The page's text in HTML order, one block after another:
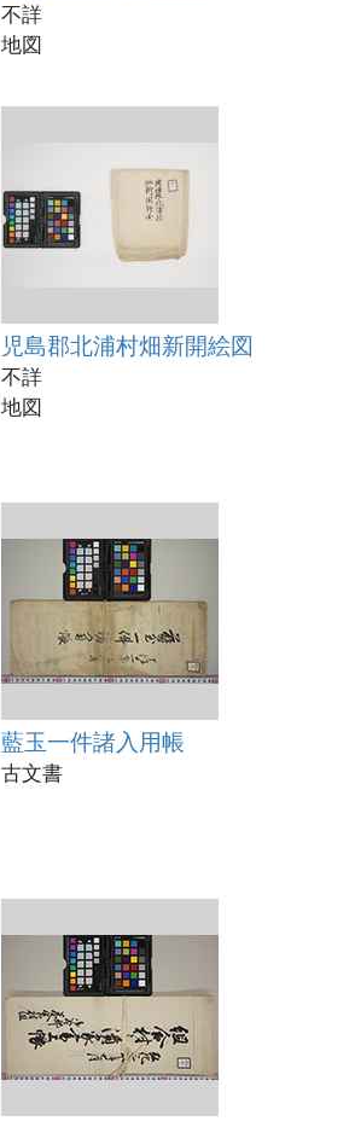
不詳
地図
児島郡北浦村畑新開絵図
不詳
地図
藍玉一件諸入用帳
古文書